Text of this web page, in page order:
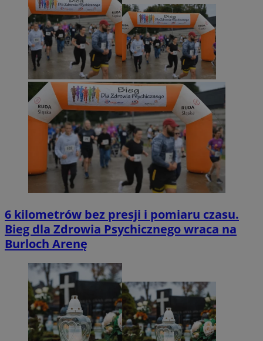
6 kilometrów bez presji i pomiaru czasu.
Bieg dla Zdrowia Psychicznego wraca na
Burloch Arenę